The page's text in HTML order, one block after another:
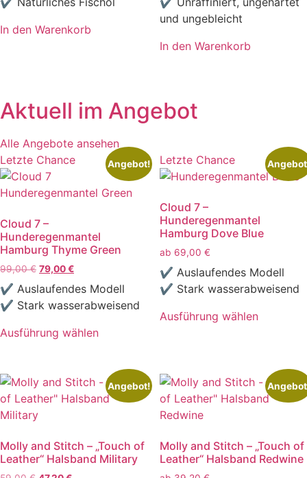
In den Warenkorb
und ungebleicht
In den Warenkorb
Aktuell im Angebot
Alle Angebote ansehen
Letzte Chance
Angebot!
Cloud 7 –
Hunderegenmantel
Hamburg Thyme Green
99,00€ Ursprünglicher
Preis
war:
99,00 €
79,00€Aktueller
ist:
79,00 €.
✔ Auslaufendes Modell
✔ Stark wasserabweisend
Ausführung wählen
weist
mehrere
Varianten
Die
Optionen
Letzte Chance
Cloud 7 –
Hunderegenmantel
Hamburg Dove Blue
ab 69,00 €
✔ Auslaufendes Modell
✔ Stark wasserabweisend
Ausführung wählen
mehrere
Varianten
auf.
Optionen
können
Angebot!
Molly and Stitch – „Touch of
Leather“ Halsband Military
Molly and Stitch – „Touch of
Leather“ Halsband Redwine